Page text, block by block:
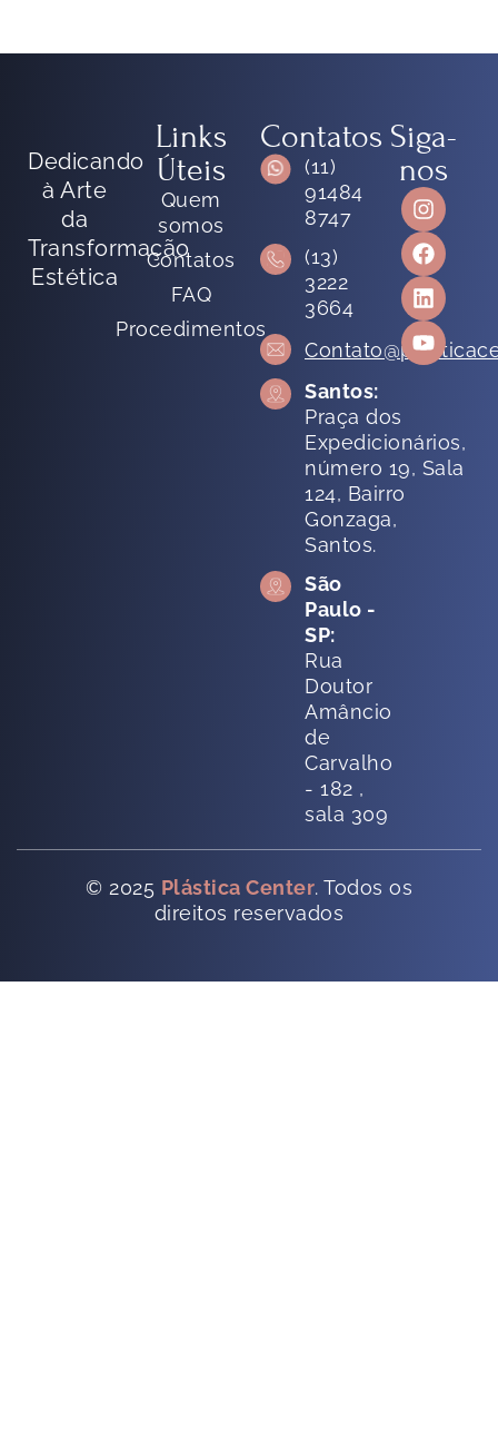
Dedicando
à Arte
da
Transformação
Estética
Links
Úteis
Quem
somos
Contatos
FAQ
Procedimentos
Contatos
(11)
91484
8747
(13)
3222
3664
Santos:
Praça dos
Expedicionários,
número 19, Sala
124, Bairro
Gonzaga,
Santos.
São
Paulo -
SP:
Rua
Doutor
Amâncio
de
Carvalho
- 182 ,
sala 309
Siga-
nos
© 2025 Plástica Center. Todos os
direitos reservados